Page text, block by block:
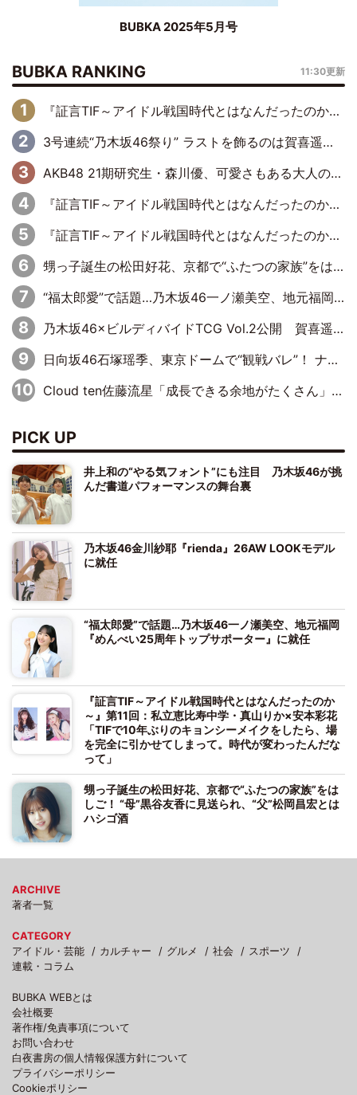
BUBKA 2025年5月号
BUBKA RANKING 11:30更新
『証言TIF～アイドル戦国時代とはなんだったのか～』第6回：でんぱ組.inc・古川未鈴×相沢梨紗「『ハロプロやりたかったな』って言ったら、夢眠ねむさんに『てめえはでんぱ組．incなんだよ！』って肩パンされて(笑)」
3号連続“乃木坂46祭り” ラストを飾るのは賀喜遥香…5年ぶりの登場に「5年分大人になった私を見ていただけたら」
AKB48 21期研究生・森川優、可愛さもある大人の女性に
『証言TIF～アイドル戦国時代とはなんだったのか～』第11回：私立恵比寿中学・真山りか×安本彩花「TIFで10年ぶりのキョンシーメイクをしたら、場を完全に引かせてしまって。時代が変わったんだなって」
『証言TIF～アイドル戦国時代とはなんだったのか～』第10回：さくら学院・武藤彩未×飯田らうら「正直、中3で辞めるというのを信じてなくて。そう言われてはいたけど、嘘でしょって」
甥っ子誕生の松田好花、京都で“ふたつの家族”をはしご！ “母”黒谷友香に見送られ、“父”松岡昌宏とはハシゴ酒
“福太郎愛”で話題…乃木坂46一ノ瀬美空、地元福岡『めんべい25周年トップサポーター』に就任
乃木坂46×ビルディバイドTCG Vol.2公開 賀喜遥香＆田村真佑が『京まふ』ステージに登壇
日向坂46石塚瑶季、東京ドームで“観戦バレ”！ ナイツ・塙も認めた「巨人に詳しすぎるアイドル」は元VENUSスクール生で杉内コーチ推し⁉
Cloud ten佐藤流星「成長できる余地がたくさん」、本田高優「何度見ても飽きない公演に」
PICK UP
井上和の“やる気フォント”にも注目 乃木坂46が挑
んだ書道パフォーマンスの舞台裏
乃木坂46金川紗耶『rienda』26AW LOOKモデル
に就任
“福太郎愛”で話題…乃木坂46一ノ瀬美空、地元福岡
『めんべい25周年トップサポーター』に就任
『証言TIF～アイドル戦国時代とはなんだったのか
～』第11回：私立恵比寿中学・真山りか×安本彩花
「TIFで10年ぶりのキョンシーメイクをしたら、場
を完全に引かせてしまって。時代が変わったんだな
って」
甥っ子誕生の松田好花、京都で“ふたつの家族”をは
しご！ “母”黒谷友香に見送られ、“父”松岡昌宏とは
ハシゴ酒
ARCHIVE
著者一覧
CATEGORY
アイドル・芸能
カルチャー グルメ 社会
スポーツ
連載・コラム
BUBKA WEBとは
会社概要
著作権/免責事項について
お問い合わせ
白夜書房の個人情報保護方針について
プライバシーポリシー
Cookieポリシー